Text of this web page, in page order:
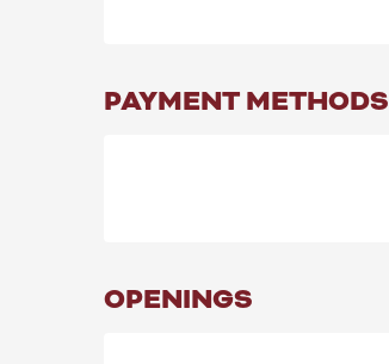
PAYMENT METHODS
OPENINGS